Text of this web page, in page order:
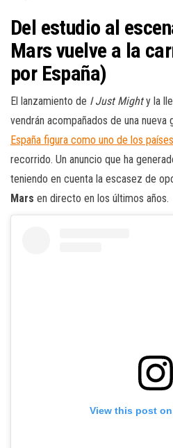
Del estudio al
Mars vuelve a la
por España)
El lanzamiento de I Just Mighty la
vendrán acompañados de una nueva
España figura como uno de los
recorrido. Un anuncio que ha
teniendo en cuenta la escasez de
Mars en directo en los últimos años.
View this post